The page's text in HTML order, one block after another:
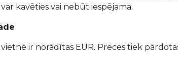
kavēties vai nebūt iespējama.
ir norādītas EUR. Preces tiek